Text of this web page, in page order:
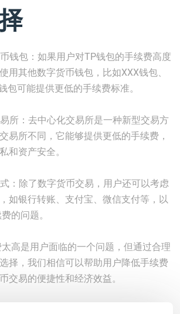
钱包：如果用户对TP钱包的手续费高度
用其他数字货币钱包，比如XXX钱包、
包可能提供更低的手续费标准。
所：去中心化交易所是一种新型交易方
易所不同，它能够提供更低的手续费，
和资产安全。
：除了数字货币交易，用户还可以考虑
如银行转账、支付宝、微信支付等，以
的问题。
高是用户面临的一个问题，但通过合理
择，我们相信可以帮助用户降低手续费
交易的便捷性和经济效益。